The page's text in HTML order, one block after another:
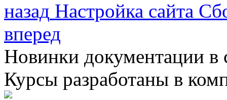
назад Настройка сайта
вперед
Новинки документации в
Курсы разработаны в